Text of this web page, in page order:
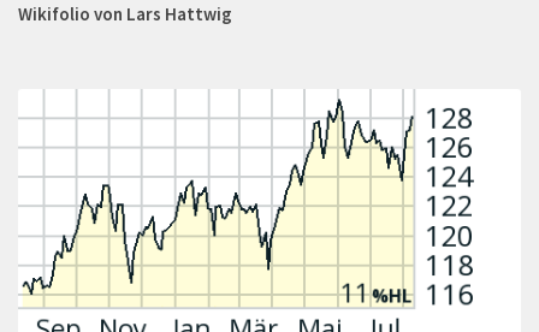
Wikifolio von Lars Hattwig